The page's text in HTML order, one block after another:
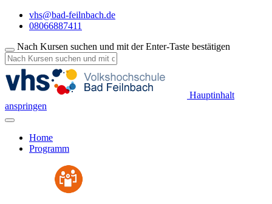
vhs@bad-feilnbach.de
08066887411
Nach Kursen suchen und mit der Enter-Taste bestätigen
Hauptinhalt
anspringen
Home
Programm